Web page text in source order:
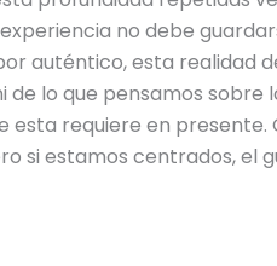
no debe
auténtico, esta realidad
lo que pensamos sobre
requiere en presente.
si estamos centrados, el